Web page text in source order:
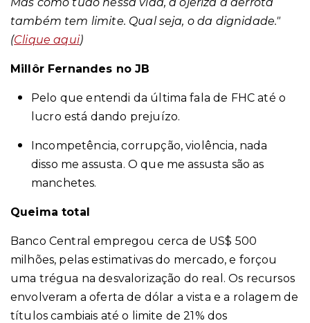
também tem limite. Qual seja, o da dignidade."
(Clique aqui)
Millôr Fernandes no JB
Pelo que entendi da última fala de FHC até o
lucro está dando prejuízo.
Incompetência, corrupção, violência, nada
disso me assusta. O que me assusta são as
manchetes.
Queima total
Banco Central empregou cerca de US$ 500
milhões, pelas estimativas do mercado, e forçou
uma trégua na desvalorização do real. Os recursos
envolveram a oferta de dólar a vista e a rolagem de
títulos cambiais até o limite de 21% dos